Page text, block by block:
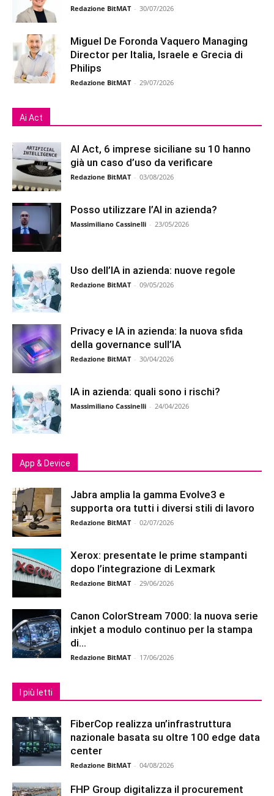
Redazione BitMAT - 30/07/2026
Miguel De Foronda Vaquero Managing
Director per Italia, Israele e Grecia di
Philips
Redazione BitMAT - 29/07/2026
Ai Act
AI Act, 6 imprese siciliane su 10 hanno
già un caso d’uso da verificare
Redazione BitMAT - 03/08/2026
Posso utilizzare l’AI in azienda?
Massimiliano Cassinelli - 23/05/2026
Uso dell’IA in azienda: nuove regole
Redazione BitMAT - 09/05/2026
Privacy e IA in azienda: la nuova sfida
della governance sull’IA
Redazione BitMAT - 30/04/2026
IA in azienda: quali sono i rischi?
Massimiliano Cassinelli - 24/04/2026
App & Device
Jabra amplia la gamma Evolve3 e
supporta ora tutti i diversi stili di lavoro
Redazione BitMAT - 02/07/2026
Xerox: presentate le prime stampanti
dopo l’integrazione di Lexmark
Redazione BitMAT - 29/06/2026
Canon ColorStream 7000: la nuova serie
inkjet a modulo continuo per la stampa
di...
Redazione BitMAT - 17/06/2026
I più letti
FiberCop realizza un’infrastruttura
nazionale basata su oltre 100 edge data
center
Redazione BitMAT - 04/08/2026
FHP Group digitalizza il procurement